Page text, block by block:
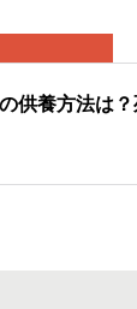
供養方法は